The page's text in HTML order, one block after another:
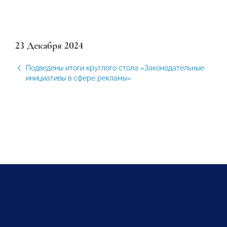
23 Декабря 2024
Подведены итоги круглого стола «Законодательные
инициативы в сфере рекламы»